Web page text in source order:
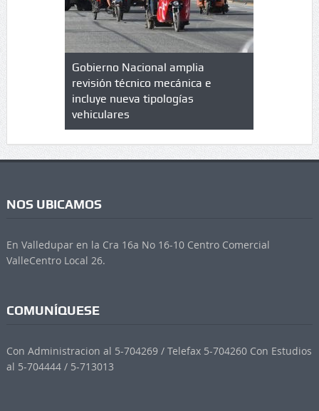
de
en
Gobierno Nacional amplia
revisión técnico mecánica e
incluye nueva tipologías
vehiculares
Qué es
cuáles
NOS UBICAMOS
En Valledupar en la Cra 16a No 16-10 Centro Comercial
ValleCentro Local 26.
COMUNÍQUESE
Con Administracion al 5-704269 / Telefax 5-704260 Con Estudios
al 5-704444 / 5-713013